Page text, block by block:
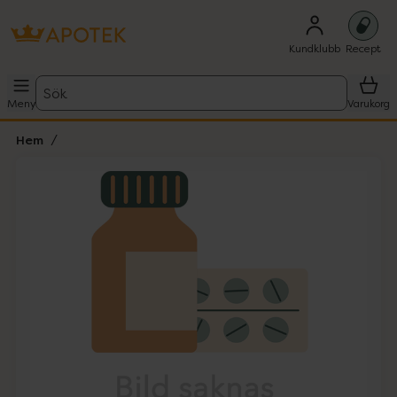
Kundklubb Recept
Meny
Sök
Varukorg
Hem
Lista: . Innehåller 1 objekt.